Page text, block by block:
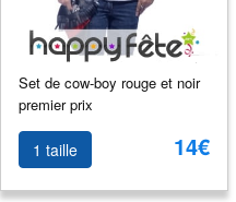
Set de cow-boy rouge et noir
premier prix
1 taille 14€